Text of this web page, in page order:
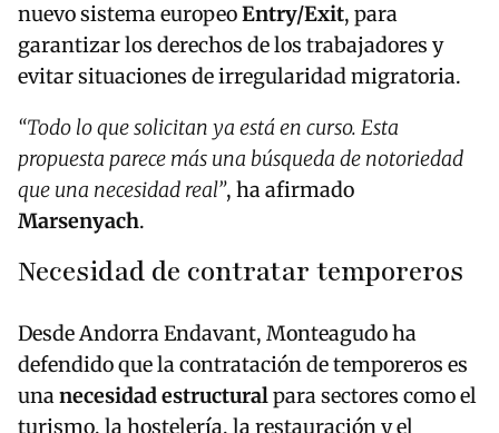
nuevo sistema europeoEntry/Exit, para
garantizar los derechos de los trabajadores y
evitar situaciones de irregularidad migratoria.
“Todo lo que solicitan ya está en curso. Esta
propuesta parece más una búsqueda de notoriedad
que una necesidad real”, ha afirmado
Marsenyach.
Necesidad de contratar temporeros
Desde Andorra Endavant, Monteagudo ha
defendido que la contratación de temporeros es
unanecesidad estructuralpara sectores como el
turismo, la hostelería, la restauración y el